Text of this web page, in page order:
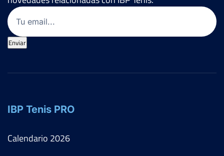
Email
Enviar
IBP Tenis PRO
Calendario 2026